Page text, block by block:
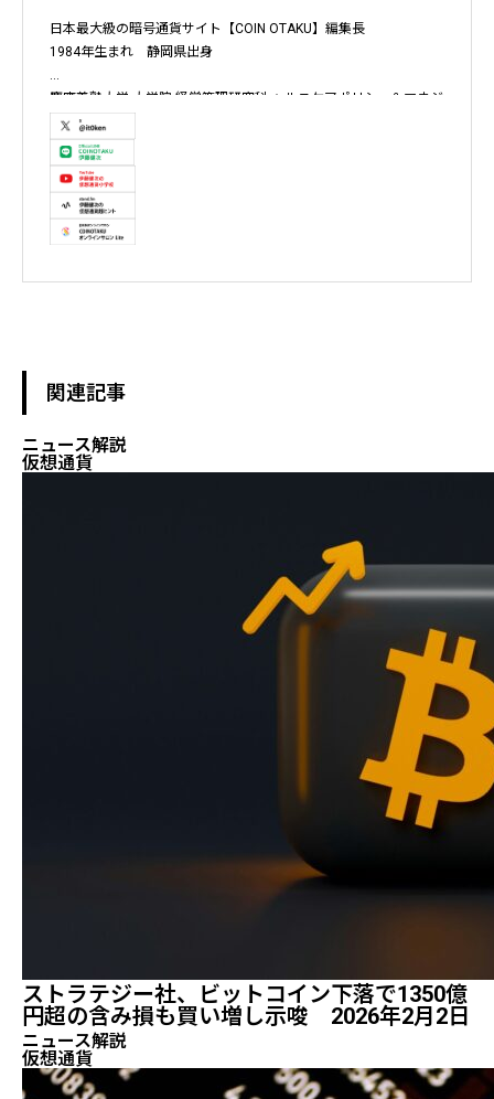
日本最大級の暗号通貨サイト【COIN OTAKU】編集長
1984年生まれ　静岡県出身
慶應義塾大学 大学院 経営管理研究科 ヘルスケアポリシー＆マネジ
メント集中コース終了
株式会社ソクラテス 代表取締役 / 国内企業暗号資産事業顧問 / 暗
号資産取引所アドバイザー / 暗号資産投資アナリスト / Fintechコ
ンサルタント / 暗号資産非公式アーティスト /YouTuber
テレビ東京WBS出演　テレビ東京モーニングサテライト出演
他各メディア取材、出演
関連記事
ニュース解説
仮想通貨
ストラテジー社、ビットコイン下落で1350億
円超の含み損も買い増し示唆 2026年2月2日
ニュース解説
仮想通貨